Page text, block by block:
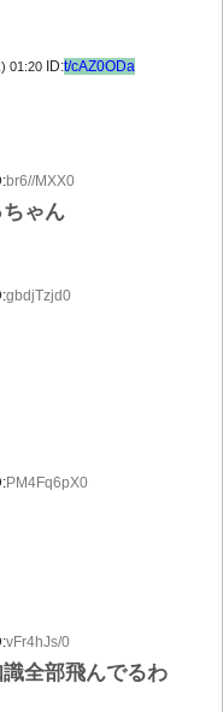
01:20 ID:t/cAZ0ODa
br6//MXX0
ゃん
gbdjTzjd0
PM4Fq6pX0
vFr4hJs/0
全部飛んでるわ